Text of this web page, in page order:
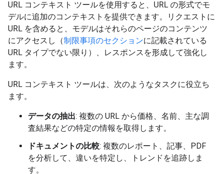
URL コンテキスト ツールを使用すると、URL の形式でモ
デルに追加のコンテキストを提供できます。リクエストに
URL を含めると、モデルはそれらのページのコンテンツ
にアクセスし（制限事項のセクションに記載されている
URL タイプでない限り）、レスポンスを形成して強化し
ます。
URL コンテキスト ツールは、次のようなタスクに役立ち
ます。
データの抽出: 複数の URL から価格、名前、主な調
査結果などの特定の情報を取得します。
ドキュメントの比較: 複数のレポート、記事、PDF
を分析して、違いを特定し、トレンドを追跡しま
す。